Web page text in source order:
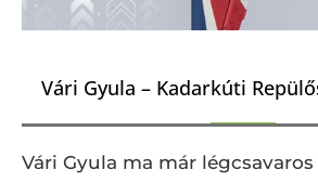
Vári Gyula – Kadarkúti
Vári Gyula ma már